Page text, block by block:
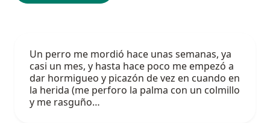
Un perro me mordió hace unas semanas, ya
casi un mes, y hasta hace poco me empezó a
dar hormigueo y picazón de vez en cuando en
la herida (me perforo la palma con un colmillo
y me rasguño…